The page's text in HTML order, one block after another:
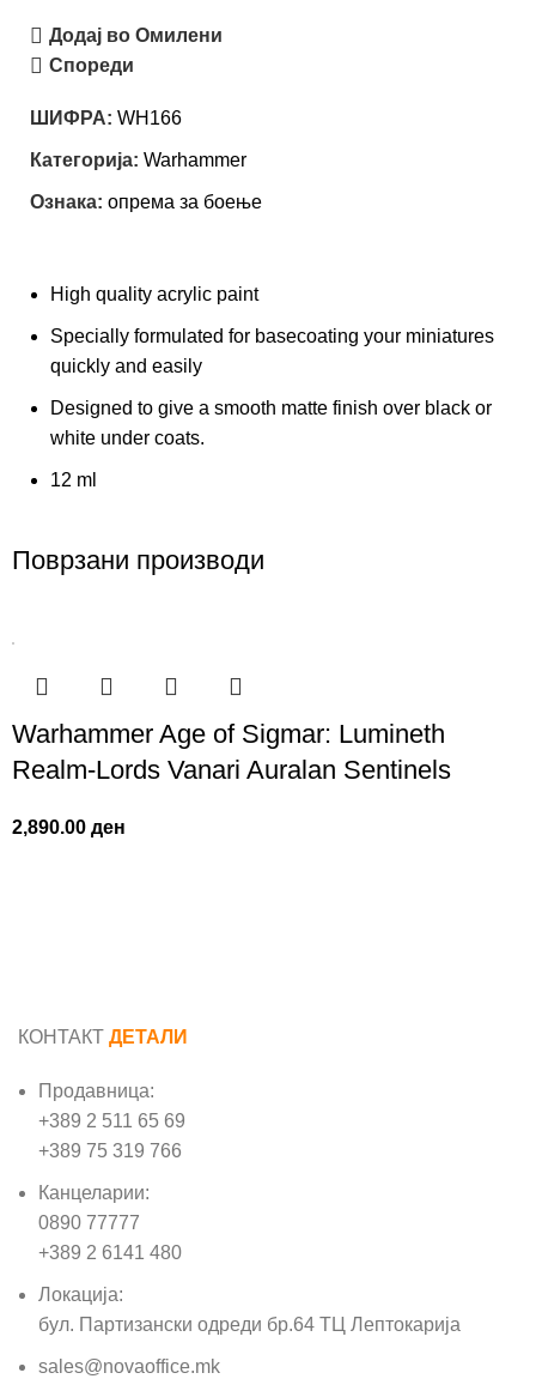
Додај во Омилени
Спореди
ШИФРА: WH166
Категорија: Warhammer
Ознака: опрема за боење
High quality acrylic paint
Specially formulated for basecoating your miniatures
quickly and easily
Designed to give a smooth matte finish over black or
white under coats.
12 ml
Поврзани производи
Warhammer Age of Sigmar: Lumineth
Realm-Lords Vanari Auralan Sentinels
2,890.00ден
КОНТАКТ ДЕТАЛИ
Продавница:
+389 2 511 65 69
+389 75 319 766
Канцеларии:
0890 77777
+389 2 6141 480
Локација:
бул. Партизански одреди бр.64 ТЦ Лептокарија
sales@novaoffice.mk